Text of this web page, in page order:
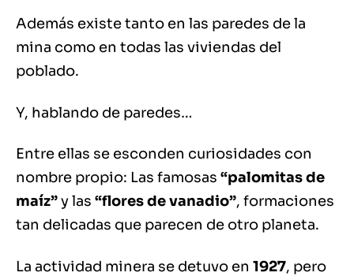
Además existe tanto en las paredes de la
mina como en todas las viviendas del
poblado.
Y, hablando de paredes…
Entre ellas se esconden curiosidades con
nombre propio: Las famosas “palomitas de
maíz”y las “flores de vanadio”, formaciones
tan delicadas que parecen de otro planeta.
La actividad minera se detuvo en 1927, pero